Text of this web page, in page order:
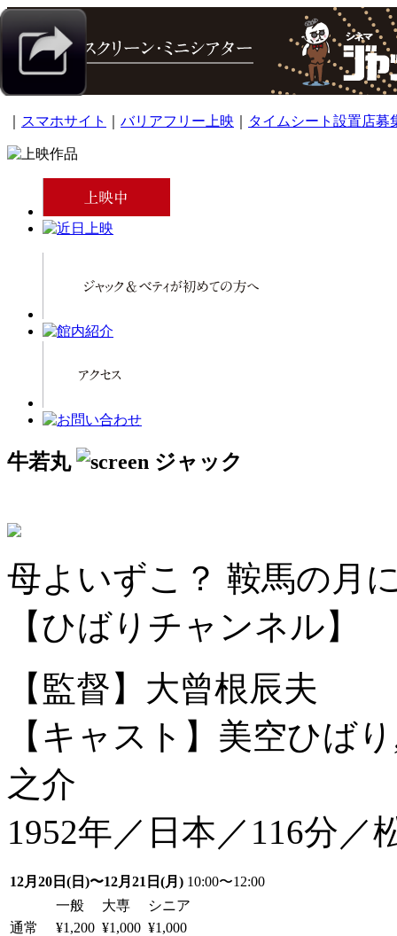
スマホサイト バリアフリー上映 タイムシート設置店募
牛若丸
母よいずこ？ 鞍馬の月
【ひばりチャンネル】
【監督】大曾根辰夫
【キャスト】美空ひば
之介
1952年／日本／116分／
12月20日(日)〜12月21日(月) 10:00〜12:00
一般
大専
シニア
通常
¥1,200 ¥1,000 ¥1,000